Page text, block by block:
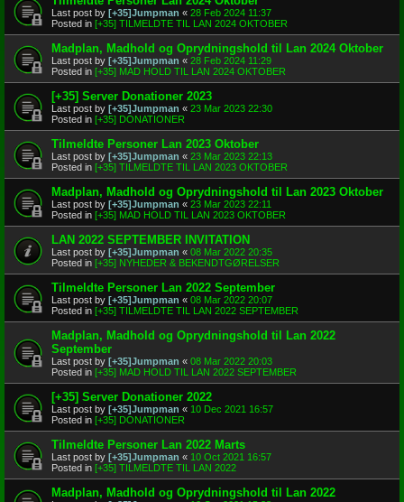
Last post by [+35]Jumpman « 28 Feb 2024 11:37
Posted in [+35] TILMELDTE TIL LAN 2024 OKTOBER
Madplan, Madhold og Oprydningshold til Lan 2024 Oktober
Last post by [+35]Jumpman « 28 Feb 2024 11:29
Posted in [+35] MAD HOLD TIL LAN 2024 OKTOBER
[+35] Server Donationer 2023
Last post by [+35]Jumpman « 23 Mar 2023 22:30
Posted in [+35] DONATIONER
Tilmeldte Personer Lan 2023 Oktober
Last post by [+35]Jumpman « 23 Mar 2023 22:13
Posted in [+35] TILMELDTE TIL LAN 2023 OKTOBER
Madplan, Madhold og Oprydningshold til Lan 2023 Oktober
Last post by [+35]Jumpman « 23 Mar 2023 22:11
Posted in [+35] MAD HOLD TIL LAN 2023 OKTOBER
LAN 2022 SEPTEMBER INVITATION
Last post by [+35]Jumpman « 08 Mar 2022 20:35
Posted in [+35] NYHEDER & BEKENDTGØRELSER
Tilmeldte Personer Lan 2022 September
Last post by [+35]Jumpman « 08 Mar 2022 20:07
Posted in [+35] TILMELDTE TIL LAN 2022 SEPTEMBER
Madplan, Madhold og Oprydningshold til Lan 2022
September
Last post by [+35]Jumpman « 08 Mar 2022 20:03
Posted in [+35] MAD HOLD TIL LAN 2022 SEPTEMBER
[+35] Server Donationer 2022
Last post by [+35]Jumpman « 10 Dec 2021 16:57
Posted in [+35] DONATIONER
Tilmeldte Personer Lan 2022 Marts
Last post by [+35]Jumpman « 10 Oct 2021 16:57
Posted in [+35] TILMELDTE TIL LAN 2022
Madplan, Madhold og Oprydningshold til Lan 2022